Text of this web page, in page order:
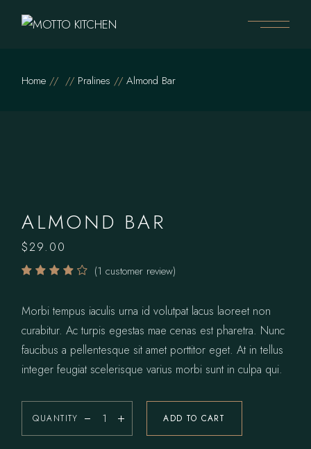
Home Pralines Almond Bar
ALMOND BAR
$29.00
(1 customer review)
Morbi tempus iaculis urna id volutpat lacus laoreet non
curabitur. Ac turpis egestas mae cenas est pharetra. Nunc
faucibus a pellentesque sit amet porttitor eget. At in tellus
integer feugiat scelerisque varius morbi sunt in culpa qui.
QUANTITY ADD TO CART